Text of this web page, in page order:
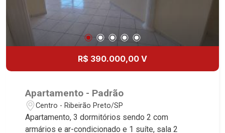
R$ 390.000,00 V
Apartamento - Padrão
Centro - Ribeirão Preto/SP
Apartamento, 3 dormitórios sendo 2 com
armários e ar-condicionado e 1 suíte, sala 2